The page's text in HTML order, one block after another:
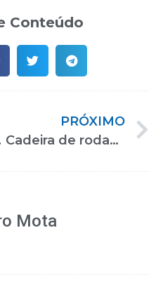
Conteúdo
PRÓXIMO
Cadeira de rodas manual Stand Up
Mota